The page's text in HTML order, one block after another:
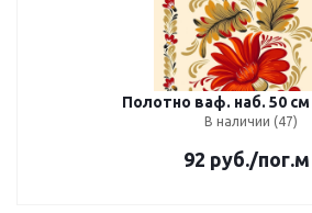
Полотно ваф. наб. 50 см
В наличии (47)
92 руб./пог.м